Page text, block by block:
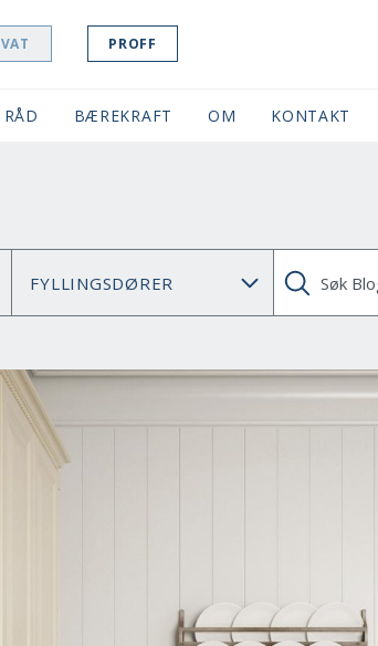
PROFF
BÆREKRAFT OM KONTAKT